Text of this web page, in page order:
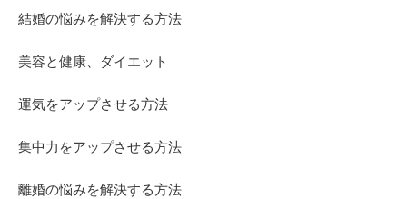
結婚の悩みを解決する方法
美容と健康、ダイエット
運気をアップさせる方法
集中力をアップさせる方法
離婚の悩みを解決する方法